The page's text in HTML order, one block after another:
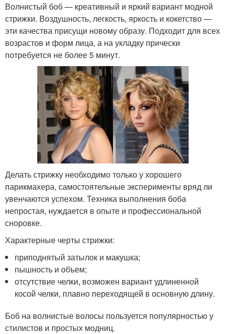
Волнистый боб — креативный и яркий вариант модной
стрижки. Воздушность, легкость, яркость и кокетство —
эти качества присущи новому образу. Подходит для всех
возрастов и форм лица, а на укладку прически
потребуется не более 5 минут.
Делать стрижку необходимо только у хорошего
парикмахера, самостоятельные эксперименты вряд ли
увенчаются успехом. Техника выполнения боба
непростая, нуждается в опыте и профессиональной
сноровке.
Характерные черты стрижки:
приподнятый затылок и макушка;
пышность и объем;
отсутствие челки, возможен вариант удлиненной
косой челки, плавно переходящей в основную длину.
Боб на волнистые волосы пользуется популярностью у
стилистов и простых модниц.